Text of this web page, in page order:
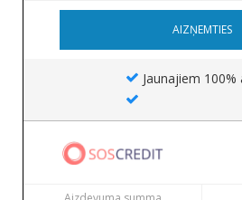
AIZŅEMTIES
Jaunajiem 100%